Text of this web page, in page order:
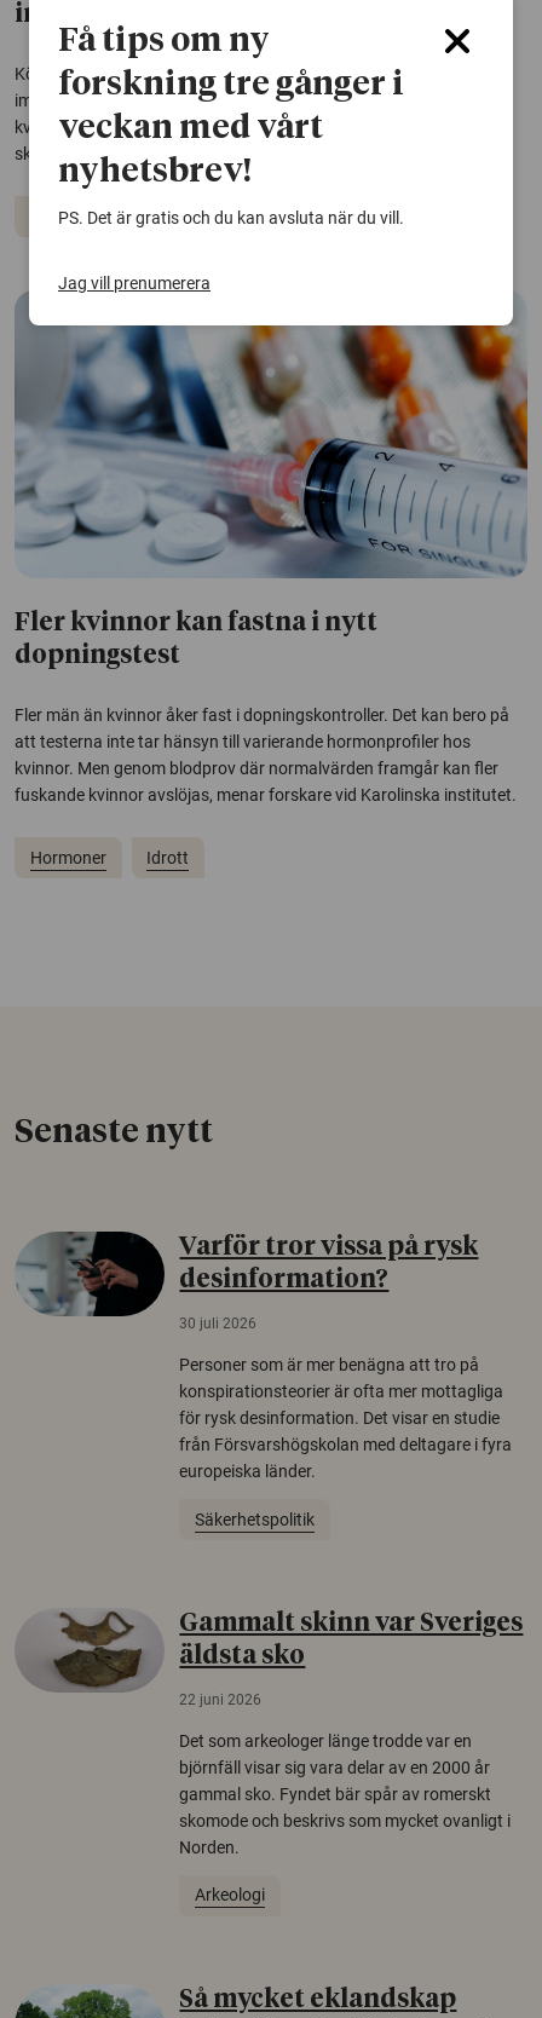
immunförsvar olika
Könshormoner spelar en avgörande roll för att reglera kroppens
immunsystem. Det här förklarar skillnaderna mellan mäns och
kvinnors immunförsvar, enligt en studie. Kunskapen kan leda till
skräddarsydda behandlingar av sjukdomar.
Hormoner Immunförsvar Virus
Fler kvinnor kan fastna i nytt
dopningstest
Fler män än kvinnor åker fast i dopningskontroller. Det kan bero på
att testerna inte tar hänsyn till varierande hormonprofiler hos
kvinnor. Men genom blodprov där normalvärden framgår kan fler
fuskande kvinnor avslöjas, menar forskare vid Karolinska institutet.
Hormoner Idrott
Senaste nytt
Varför tror vissa på rysk
desinformation?
30 juli 2026
Personer som är mer benägna att tro på
konspirationsteorier är ofta mer mottagliga
för rysk desinformation. Det visar en studie
från Försvarshögskolan med deltagare i fyra
europeiska länder.
Säkerhetspolitik
Gammalt skinn var Sveriges
äldsta sko
22 juni 2026
Det som arkeologer länge trodde var en
björnfäll visar sig vara delar av en 2000 år
gammal sko. Fyndet bär spår av romerskt
skomode och beskrivs som mycket ovanligt i
Norden.
Arkeologi
Så mycket eklandskap
Få tips om ny
forskning tre gånger i
veckan med vårt
nyhetsbrev!
PS. Det är gratis och du kan avsluta när du vill.
Jag vill prenumerera